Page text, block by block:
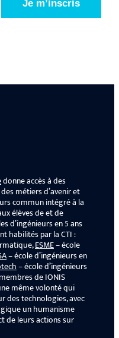
donne accès à des
métiers d’avenir et
commun intégré à la
élèves de et de
d’ingénieurs en 5 ans
habilités par la CTI :
ESME– école
– école d’ingénieurs en
– école d’ingénieurs
de IONIS
même volonté qui
des technologies, avec
un humanisme
de leurs actions sur